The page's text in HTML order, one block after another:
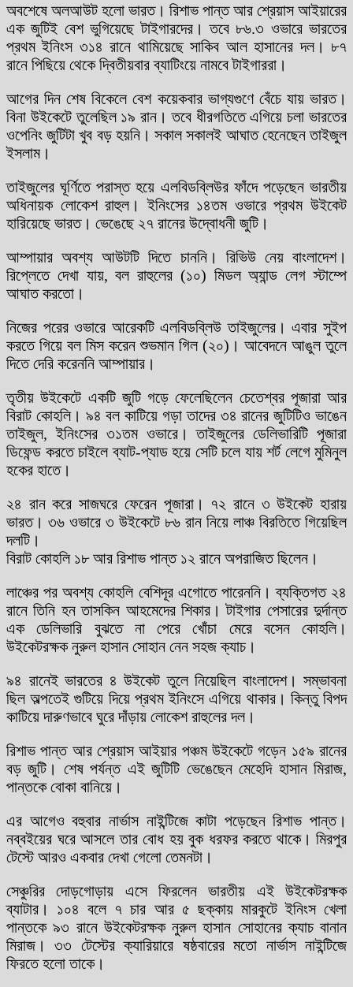
অবশেষে অলআউট হলো ভারত। রিশাভ পান্ত আর শ্রেয়াস আইয়ারের
এক জুটিই বেশ ভুগিয়েছে টাইগারদের। তবে ৮৬.৩ ওভারে ভারতের
প্রথম ইনিংস ৩১৪ রানে থামিয়েছে সাকিব আল হাসানের দল। ৮৭
রানে পিছিয়ে থেকে দ্বিতীয়বার ব্যাটিংয়ে নামবে টাইগাররা।
আগের দিন শেষ বিকেলে বেশ কয়েকবার ভাগ্যগুণে বেঁচে যায় ভারত।
বিনা উইকেটে তুলেছিল ১৯ রান। তবে ধীরগতিতে এগিয়ে চলা ভারতের
ওপেনিং জুটিটা খুব বড় হয়নি। সকাল সকালই আঘাত হেনেছেন তাইজুল
ইসলাম।
তাইজুলের ঘূর্ণিতে পরাস্ত হয়ে এলবিডব্লিউর ফাঁদে পড়েছেন ভারতীয়
অধিনায়ক লোকেশ রাহুল। ইনিংসের ১৪তম ওভারে প্রথম উইকেট
হারিয়েছে ভারত। ভেঙেছে ২৭ রানের উদ্বোধনী জুটি।
আম্পায়ার অবশ্য আউটটি দিতে চাননি। রিভিউ নেয় বাংলাদেশ।
রিপ্লেতে দেখা যায়, বল রাহুলের (১০) মিডল অ্যান্ড লেগ স্টাম্পে
আঘাত করতো।
নিজের পরের ওভারে আরেকটি এলবিডব্লিউ তাইজুলের। এবার সুইপ
করতে গিয়ে বল মিস করেন শুভমান গিল (২০)। আবেদনে আঙুল তুলে
দিতে দেরি করেননি আম্পায়ার।
তৃতীয় উইকেটে একটি জুটি গড়ে ফেলেছিলেন চেতেশ্বর পূজারা আর
বিরাট কোহলি। ৯৪ বল কাটিয়ে গড়া তাদের ৩৪ রানের জুটিটিও ভাঙেন
তাইজুল, ইনিংসের ৩১তম ওভারে। তাইজুলের ডেলিভারিটি পূজারা
ডিফেন্ড করতে চাইলে ব্যাট-প্যাড হয়ে সেটি চলে যায় শর্ট লেগে মুমিনুল
হকের হাতে।
২৪ রান করে সাজঘরে ফেরেন পূজারা। ৭২ রানে ৩ উইকেট হারায়
ভারত। ৩৬ ওভারে ৩ উইকেটে ৮৬ রান নিয়ে লাঞ্চ বিরতিতে গিয়েছিল
দলটি।
বিরাট কোহলি ১৮ আর রিশাভ পান্ত ১২ রানে অপরাজিত ছিলেন।
লাঞ্চের পর অবশ্য কোহলি বেশিদূর এগোতে পারেননি। ব্যক্তিগত ২৪
রানে তিনি হন তাসকিন আহমেদের শিকার। টাইগার পেসারের দুর্দান্ত
এক ডেলিভারি বুঝতে না পেরে খোঁচা মেরে বসেন কোহলি।
উইকেটরক্ষক নুরুল হাসান সোহান নেন সহজ ক্যাচ।
৯৪ রানেই ভারতের ৪ উইকেট তুলে নিয়েছিল বাংলাদেশ। সম্ভাবনা
ছিল অল্পতেই গুটিয়ে দিয়ে প্রথম ইনিংসে এগিয়ে থাকার। কিন্তু বিপদ
কাটিয়ে দারুণভাবে ঘুরে দাঁড়ায় লোকেশ রাহুলের দল।
রিশাভ পান্ত আর শ্রেয়াস আইয়ার পঞ্চম উইকেটে গড়েন ১৫৯ রানের
বড় জুটি। শেষ পর্যন্ত এই জুটিটি ভেঙেছেন মেহেদি হাসান মিরাজ,
পান্তকে বোকা বানিয়ে।
এর আগেও বহুবার নার্ভাস নাইন্টিজে কাটা পড়েছেন রিশাভ পান্ত।
নব্বইয়ের ঘরে আসলে তার বোধ হয় বুক ধরফর করতে থাকে। মিরপুর
টেস্টে আরও একবার দেখা গেলো তেমনটা।
সেঞ্চুরির দোড়গোড়ায় এসে ফিরলেন ভারতীয় এই উইকেটরক্ষক
ব্যাটার। ১০৪ বলে ৭ চার আর ৫ ছক্কায় মারকুটে ইনিংস খেলা
পান্তকে ৯৩ রানে উইকেটরক্ষক নুরুল হাসান সোহানের ক্যাচ বানান
মিরাজ। ৩৩ টেস্টের ক্যারিয়ারে ষষ্ঠবারের মতো নার্ভাস নাইন্টিজে
ফিরতে হলো তাকে।